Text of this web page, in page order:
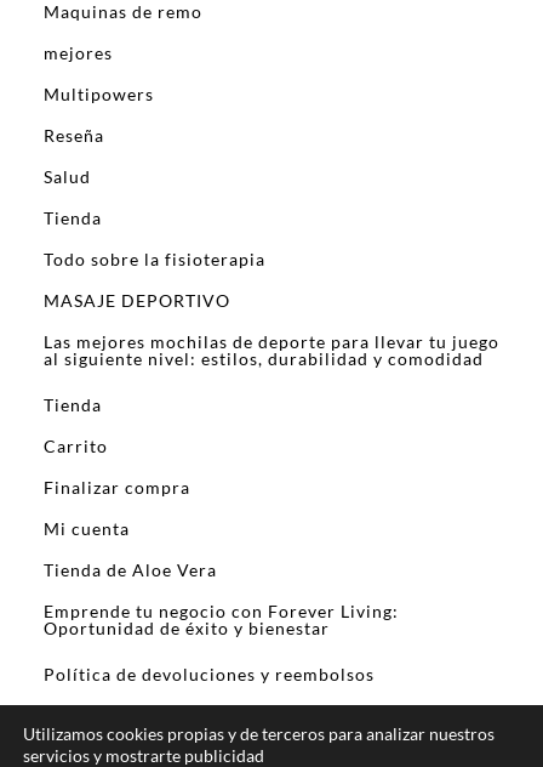
Maquinas de remo
mejores
Multipowers
Reseña
Salud
Tienda
Todo sobre la fisioterapia
MASAJE DEPORTIVO
Las mejores mochilas de deporte para llevar tu juego
al siguiente nivel: estilos, durabilidad y comodidad
Tienda
Carrito
Finalizar compra
Mi cuenta
Tienda de Aloe Vera
Emprende tu negocio con Forever Living:
Oportunidad de éxito y bienestar
Política de devoluciones y reembolsos
Utilizamos cookies propias y de terceros para analizar nuestros
servicios y mostrarte publicidad